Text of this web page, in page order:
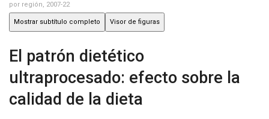
por región, 2007-22
Mostrar subtítulo completo Visor de figuras
El patrón dietético
ultraprocesado: efecto sobre la
calidad de la dieta